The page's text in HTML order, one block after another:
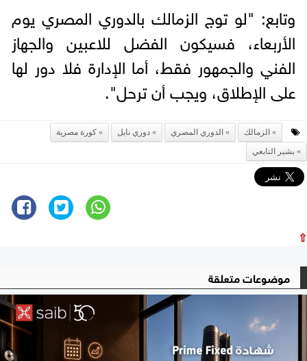
وتابع: "لو توج الزمالك بالدوري المصري يوم
الأربعاء، فسيكون الفضل للاعبين والجهاز
الفني والجمهور فقط، أما الإدارة فلا دور لها
على الإطلاق، ويجب أن ترحل".
الزمالك الدوري المصري دوري نايل
كورة مصرية
بشير التابعي
⇧
موضوعات متعلقة